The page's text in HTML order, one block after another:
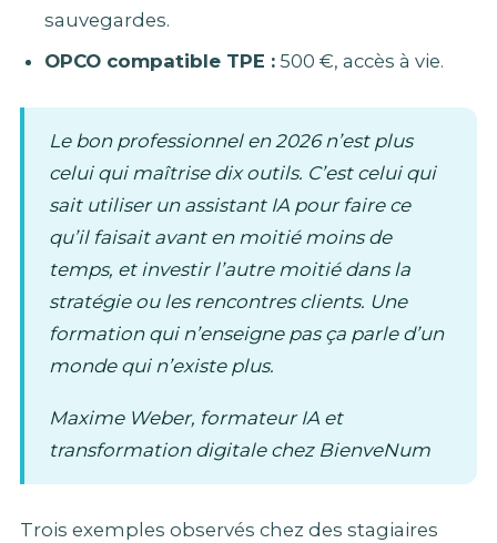
sauvegardes.
OPCO compatible TPE :500 €, accès à vie.
Le bon professionnel en 2026 n’est plus
celui qui maîtrise dix outils. C’est celui qui
sait utiliser un assistant IA pour faire ce
qu’il faisait avant en moitié moins de
temps, et investir l’autre moitié dans la
stratégie ou les rencontres clients. Une
formation qui n’enseigne pas ça parle d’un
monde qui n’existe plus.
Maxime Weber, formateur IA et
transformation digitale chez BienveNum
Trois exemples observés chez des stagiaires